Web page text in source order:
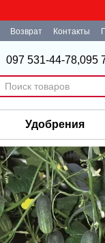
Возврат Контакты
097 531-44-78,095
Удобрения